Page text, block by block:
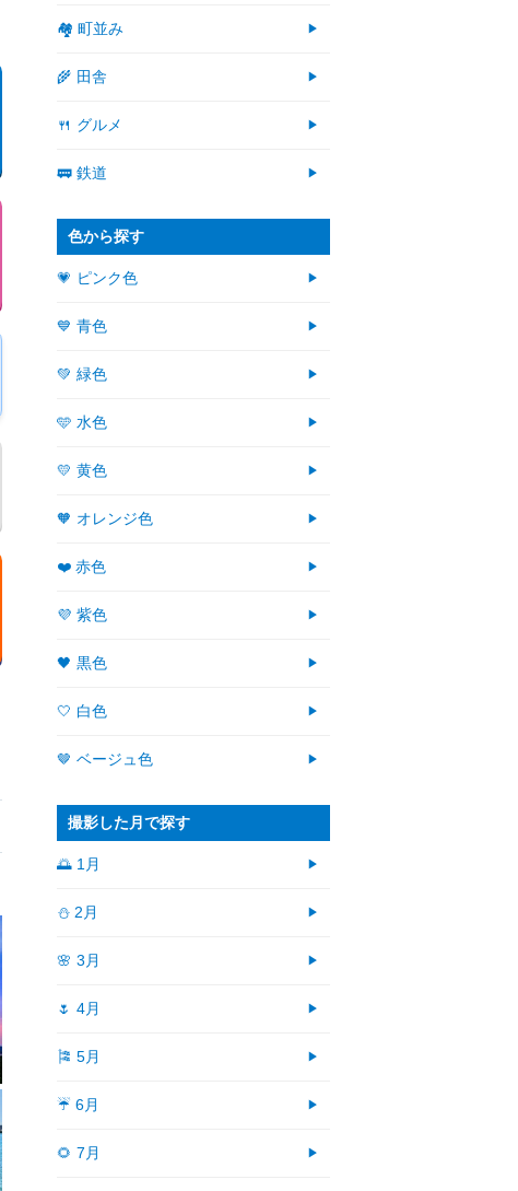
🏘 町並み
🌾 田舎
🍴 グルメ
🚃 鉄道
色から探す
💗 ピンク色
💙 青色
💚 緑色
🩵 水色
💛 黄色
🧡 オレンジ色
❤️ 赤色
💜 紫色
🖤 黒色
🤍 白色
🤎 ベージュ色
撮影した月で探す
🌅 1月
⛄ 2月
🌸 3月
🌷 4月
🎏 5月
☔ 6月
🌻 7月